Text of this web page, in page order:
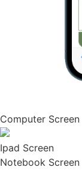
Computer Screen
Ipad Screen
Notebook Screen